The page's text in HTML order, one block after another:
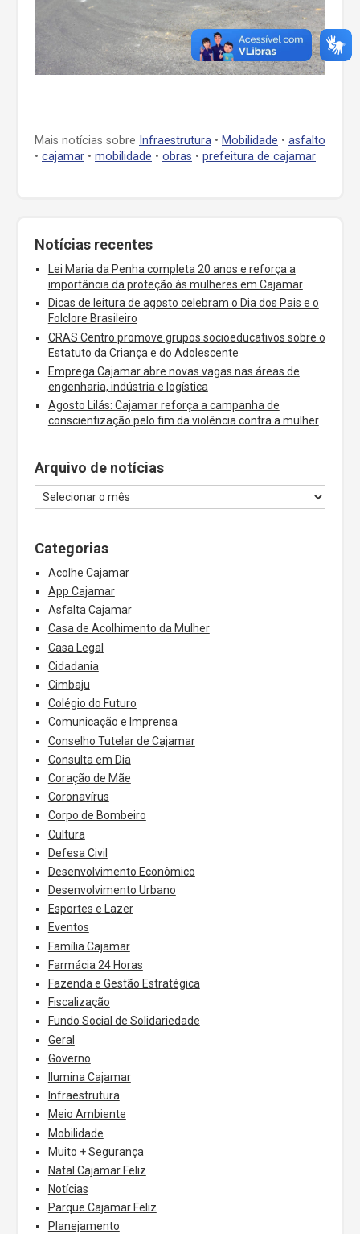
Mais notícias sobre Infraestrutura • Mobilidade • asfalto
• cajamar • mobilidade • obras • prefeitura de cajamar
Notícias recentes
Lei Maria da Penha completa 20 anos e reforça a
importância da proteção às mulheres em Cajamar
Dicas de leitura de agosto celebram o Dia dos Pais e o
Folclore Brasileiro
CRAS Centro promove grupos socioeducativos sobre o
Estatuto da Criança e do Adolescente
Emprega Cajamar abre novas vagas nas áreas de
engenharia, indústria e logística
Agosto Lilás: Cajamar reforça a campanha de
conscientização pelo fim da violência contra a mulher
Arquivo de notícias
Categorias
Acolhe Cajamar
App Cajamar
Asfalta Cajamar
Casa de Acolhimento da Mulher
Casa Legal
Cidadania
Cimbaju
Colégio do Futuro
Comunicação e Imprensa
Conselho Tutelar de Cajamar
Consulta em Dia
Coração de Mãe
Coronavírus
Corpo de Bombeiro
Cultura
Defesa Civil
Desenvolvimento Econômico
Desenvolvimento Urbano
Esportes e Lazer
Eventos
Família Cajamar
Farmácia 24 Horas
Fazenda e Gestão Estratégica
Fiscalização
Fundo Social de Solidariedade
Geral
Governo
Ilumina Cajamar
Infraestrutura
Meio Ambiente
Mobilidade
Muito + Segurança
Natal Cajamar Feliz
Notícias
Parque Cajamar Feliz
Planejamento